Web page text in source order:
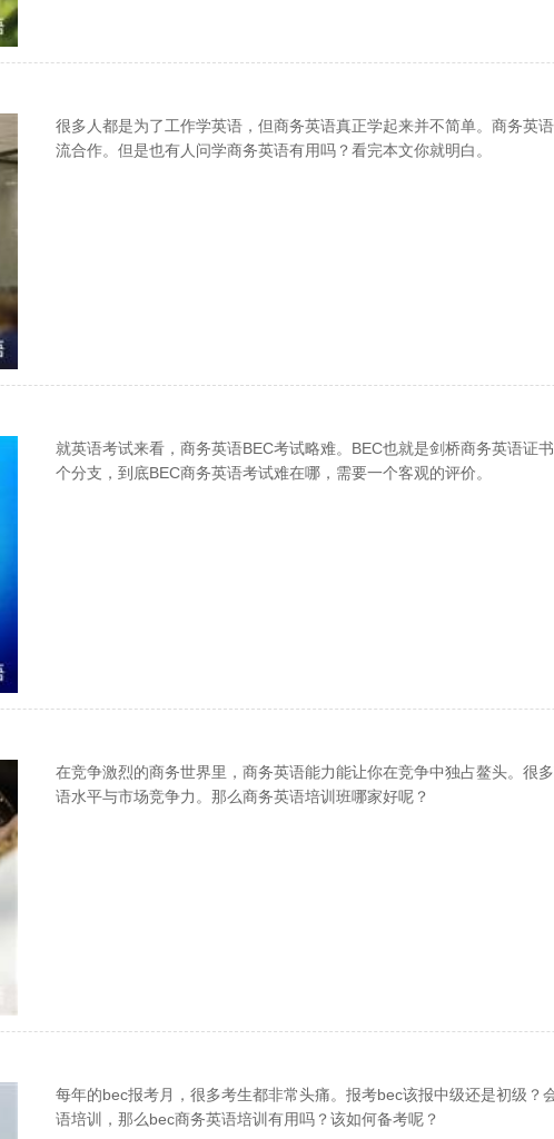
很多人都是为了工作学英语，但商务英语真正学起来并不简单。商务英
流合作。但是也有人问学商务英语有用吗？看完本文你就明白。
就英语考试来看，商务英语BEC考试略难。BEC也就是剑桥商务英语证
个分支，到底BEC商务英语考试难在哪，需要一个客观的评价。
在竞争激烈的商务世界里，商务英语能力能让你在竞争中独占鳌头。很
语水平与市场竞争力。那么商务英语培训班哪家好呢？
每年的bec报考月，很多考生都非常头痛。报考bec该报中级还是初级？
语培训，那么bec商务英语培训有用吗？该如何备考呢？